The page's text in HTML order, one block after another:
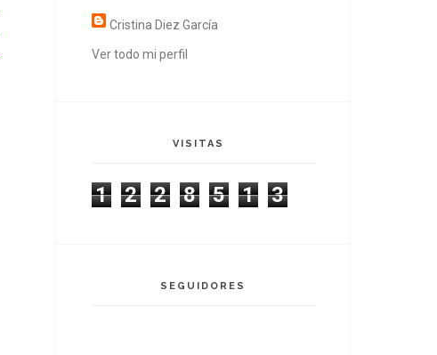
Cristina Diez García
Ver todo mi perfil
VISITAS
1 2 2 8 5 1 3
SEGUIDORES